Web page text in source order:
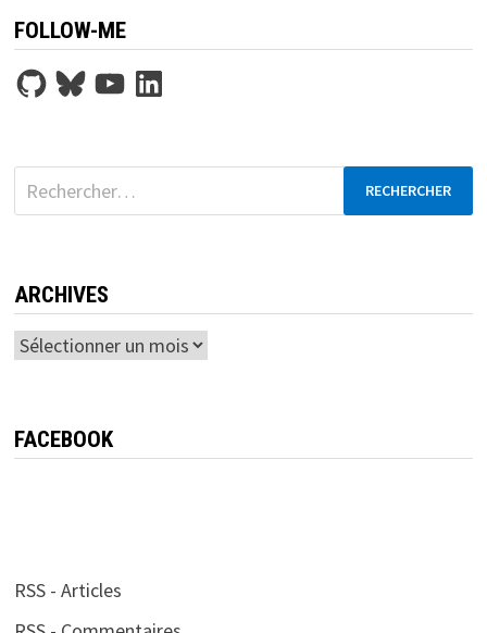
FOLLOW-ME
GitHubBlueskyYouTubeLinkedIn
Rechercher :
ARCHIVES
Archives
FACEBOOK
RSS - Articles